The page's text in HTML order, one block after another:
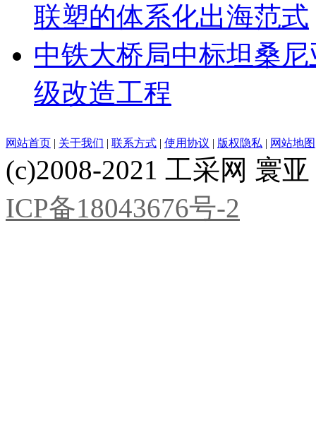
联塑的体系化出海范式
中铁大桥局中标坦桑
级改造工程
网站首页 | 关于我们 | 联系方式 | 使用协议 | 版权隐私 | 网站地图
(c)2008-2021 工采网 寰
ICP备18043676号-2